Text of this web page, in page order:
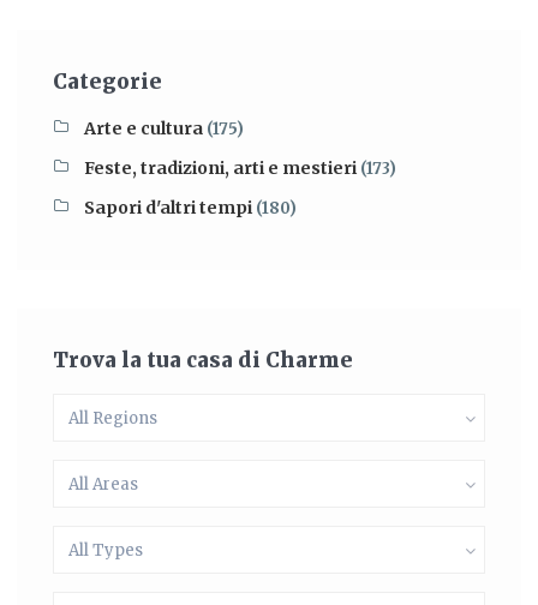
Categorie
Arte e cultura (175)
Feste, tradizioni, arti e mestieri (173)
Sapori d'altri tempi (180)
Trova la tua casa di Charme
All Regions
All Areas
All Types